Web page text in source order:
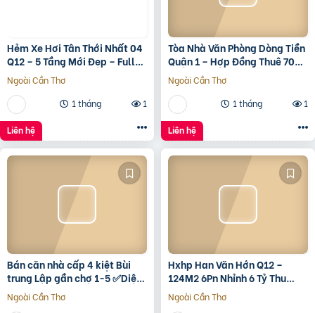
Hẻm Xe Hơi Tân Thới Nhất 04
Q12 – 5 Tầng Mới Đẹp – Full
Nội Thất – Giá 7.3 Tỷ
Ngoài Cần Thơ
1 tháng
1
Liên hệ
Tòa Nhà Văn Phòng Dòng Tiền
Quận 1 – Hợp Đồng Thuê 700
Triệu/Tháng – 490 Tỷ
Ngoài Cần Thơ
1 tháng
1
Liên hệ
Bán căn nhà cấp 4 kiệt Bùi
trung Lập gần chợ 1-5 ✅Diện
tích 5*22 ✅Hướng Tây Bắc
✅Đường oto thông
Ngoài Cần Thơ
Hxhp Han Văn Hớn Q12 –
124M2 6Pn Nhỉnh 6 Tỷ Thu
15Tr/Tháng
Ngoài Cần Thơ